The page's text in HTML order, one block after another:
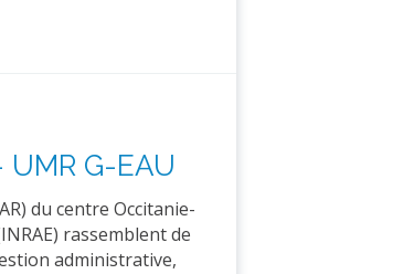
G-EAU
du centre Occitanie-
rassemblent de
administrative,